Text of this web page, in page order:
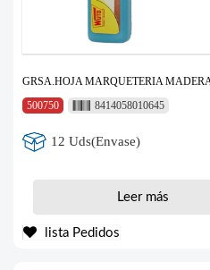
GRSA.HOJA MARQUETERIA
500750
8414058010645
12 Uds(Envase)
Leer más
lista Pedidos